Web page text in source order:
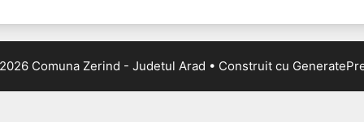
Comuna Zerind - Judetul Arad • Construit cu